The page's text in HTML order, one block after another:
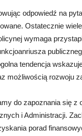
odpowiedź na
Ostatecznie
wymaga
tendencja
możliwością rozwoju
do zapoznania się z
i Administracji.
porad